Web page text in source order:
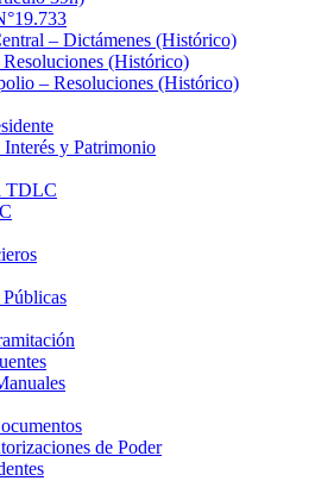
– Dictámenes (Histórico)
(Histórico)
– Resoluciones (Histórico)
y Patrimonio
TDLC
de Poder